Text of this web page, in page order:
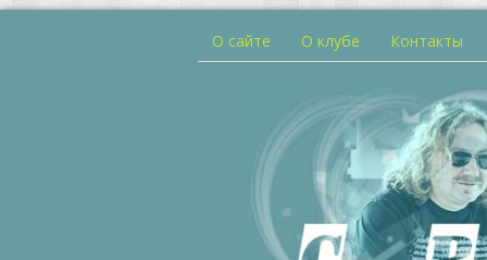
О сайте О клубе Контакты